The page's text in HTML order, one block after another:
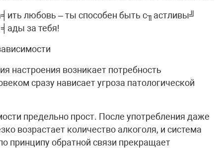
любовь – ты способен быть с╖астливы╝
за тебя!
настроения возникает потребность
сразу нависает угроза патологической
предельно прост. После употребления даже
возрастает количество алкоголя, и система
принципу обратной связи прекращает